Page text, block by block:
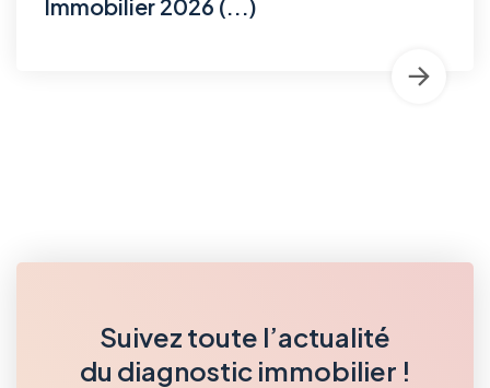
Immobilier 2026 (...)
Suivez toute l’actualité
du diagnostic immobilier !